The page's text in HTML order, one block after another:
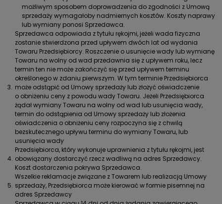
możliwym sposobem doprowadzenia do zgodności z Umową
sprzedaży wymagałoby nadmiernych kosztów. Koszty naprawy
lub wymiany ponosi Sprzedawca.
3.
Sprzedawca odpowiada z tytułu rękojmi, jeżeli wada fizyczna
zostanie stwierdzona przed upływem dwóch lat od wydania
Towaru Przedsiębiorcy. Roszczenie o usunięcie wady lub wymianę
Towaru na wolny od wad przedawnia się z upływem roku, lecz
termin ten nie może zakończyć się przed upływem terminu
określonego w zdaniu pierwszym. W tym terminie Przedsiębiorca
może odstąpić od Umowy sprzedaży lub złożyć oświadczenie
o obniżeniu ceny z powodu wady Towaru. Jeżeli Przedsiębiorca
żądał wymiany Towaru na wolny od wad lub usunięcia wady,
termin do odstąpienia od Umowy sprzedaży lub złożenia
oświadczenia o obniżeniu ceny rozpoczyna się z chwilą
bezskutecznego upływu terminu do wymiany Towaru, lub
usunięcia wady
4.
Przedsiębiorca, który wykonuje uprawnienia z tytułu rękojmi, jest
obowiązany dostarczyć rzecz wadliwą na adres Sprzedawcy.
Koszt dostarczenia pokrywa Sprzedawca.
5.
Wszelkie reklamacje związane z Towarem lub realizacją Umowy
sprzedaży, Przedsiębiorca może kierować w formie pisemnej na
adres Sprzedawcy